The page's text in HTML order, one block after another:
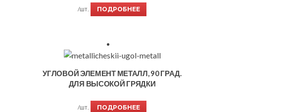
/шт. ПОДРОБНЕЕ
УГЛОВОЙ ЭЛЕМЕНТ МЕТАЛЛ, 90 ГРАД.
ДЛЯ ВЫСОКОЙ ГРЯДКИ
/шт. ПОДРОБНЕЕ